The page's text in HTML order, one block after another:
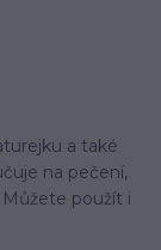
a také
na pečení,
použít i